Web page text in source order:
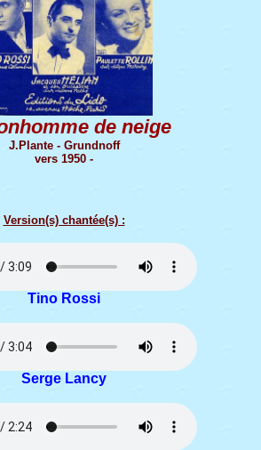
de neige
J.Plante - Grundnoff
vers 1950 -
Version(s) chantée(s) :
Tino Rossi
Serge Lancy